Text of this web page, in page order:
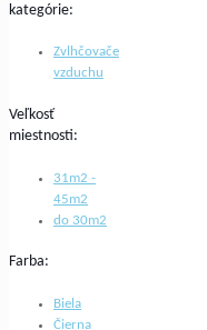
kategórie:
Zvlhčovače
vzduchu
Veľkosť
miestnosti:
31m2 -
45m2
do 30m2
Farba:
Biela
Čierna